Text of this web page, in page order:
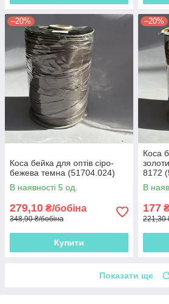
–20%
Коса бейка для оптів сіро-
бежева темна (51704.024)
В наявності 5 од.
279,10 ₴/бобіна
348,90 ₴/бобіна
Купити
–20%
Коса
8172
В
177
221,30
Показати ще